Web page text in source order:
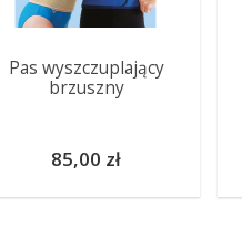
Pas wyszczuplający
brzuszny
85,00 zł